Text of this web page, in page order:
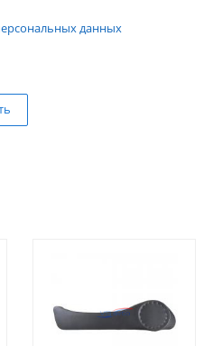
данных